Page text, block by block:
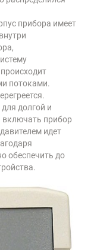
прибора имеет
потоками.
долгой и
включать прибор
идет
обеспечить до